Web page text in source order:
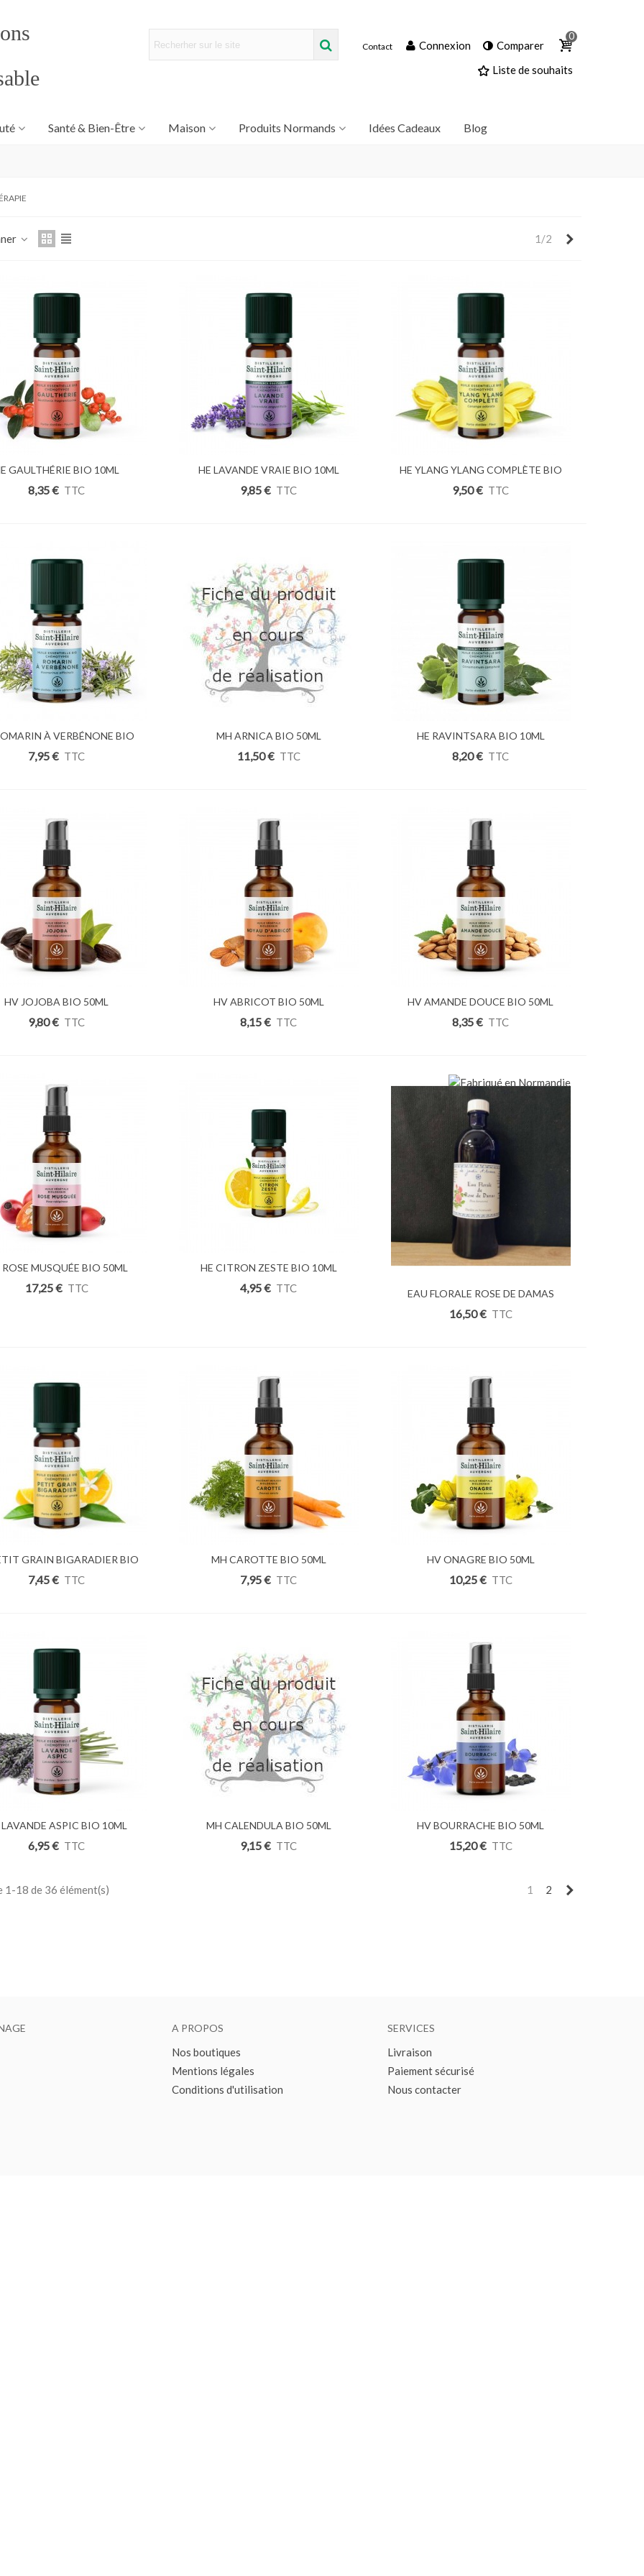
Contact Connexion Comparer
0
Liste de souhaits
Santé & Bien-Être Maison Produits Normands Idées Cadeaux Blog
1/2
Au Panier
GAULTHÉRIE BIO 10ML
8,35 € TTC
Ajouter Au Panier
HE LAVANDE VRAIE BIO 10ML
9,85 € TTC
Ajouter Au Panier
HE YLANG YLANG COMPLÈTE BIO
10ML
9,50 € TTC
Au PanierÀ VERBÉNONE BIO
5ML
7,95 € TTC
Ajouter Au Panier
MH ARNICA BIO 50ML
11,50 € TTC
Ajouter Au Panier
HE RAVINTSARA BIO 10ML
8,20 € TTC
Au Panier
HV JOJOBA BIO 50ML
9,80 € TTC
Ajouter Au Panier
HV ABRICOT BIO 50ML
8,15 € TTC
Ajouter Au Panier
HV AMANDE DOUCE BIO 50ML
8,35 € TTC
Au Panier
MUSQUÉE BIO 50ML
17,25 € TTC
Ajouter Au Panier
HE CITRON ZESTE BIO 10ML
4,95 € TTC Ajouter Au Panier
EAU FLORALE ROSE DE DAMAS
200ML
16,50 € TTC
Au Panier
GRAIN BIGARADIER BIO
10ML
7,45 € TTC
Ajouter Au Panier
MH CAROTTE BIO 50ML
7,95 € TTC
Ajouter Au Panier
HV ONAGRE BIO 50ML
10,25 € TTC
Au Panier
LAVANDE ASPIC BIO 10ML
6,95 € TTC
Ajouter Au Panier
MH CALENDULA BIO 50ML
9,15 € TTC
Ajouter Au Panier
HV BOURRACHE BIO 50ML
15,20 € TTC
1-18 de 36 élément(s) 1 2
A PROPOS
Nos boutiques
Mentions légales
Conditions d'utilisation
SERVICES
Livraison
Paiement sécurisé
Nous contacter